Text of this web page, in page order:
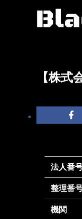
【株式
法人番
整理番
機関